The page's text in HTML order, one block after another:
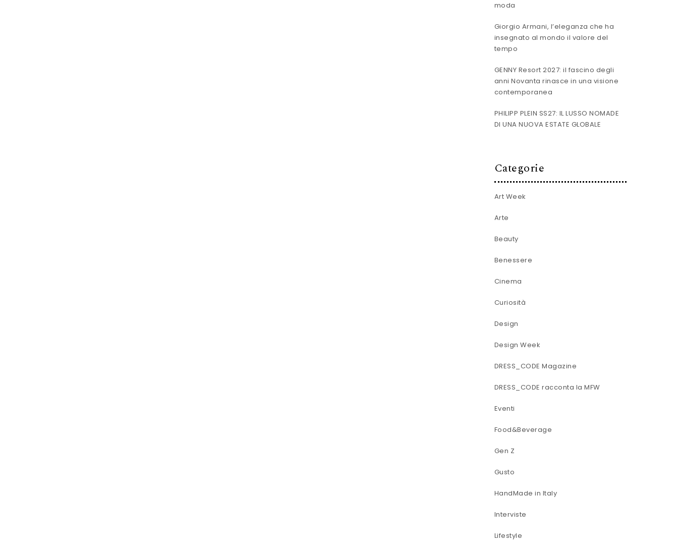
moda
Giorgio Armani, l’eleganza che ha
insegnato al mondo il valore del
tempo
GENNY Resort 2027: il fascino degli
anni Novanta rinasce in una visione
contemporanea
PHILIPP PLEIN SS27: IL LUSSO NOMADE
DI UNA NUOVA ESTATE GLOBALE
Categorie
Art Week
Arte
Beauty
Benessere
Cinema
Curiosità
Design
Design Week
DRESS_CODE Magazine
DRESS_CODE racconta la MFW
Eventi
Food&Beverage
Gen Z
Gusto
HandMade in Italy
Interviste
Lifestyle